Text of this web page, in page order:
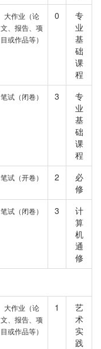
大作业（论
文、报告、项
目或作品等）
0
专
业
基
础
课
程
笔试（闭卷） 3
专
业
基
础
课
程
笔试（开卷） 2
必
修
笔试（闭卷） 3
计
算
机
通
修
大作业（论
文、报告、项
目或作品等）
1
艺
术
实
践